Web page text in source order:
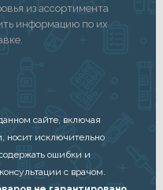
из ассортимента
информацию по их
сайте, включая
носит исключительно
ошибки и
с врачом.